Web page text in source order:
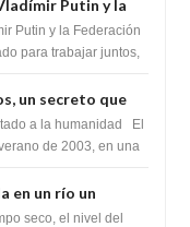
Putin y la
firmado un
Sionistas?
Putin y la Federación
para trabajar juntos,
un secreto que
destino de la
a la humanidad El
de 2003, en una
en un río un
miles de Shiva
seco, el nivel del